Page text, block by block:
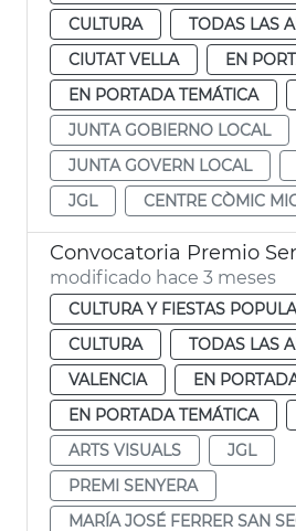
CULTURA
TODAS LAS
CIUTAT VELLA
EN
EN PORTADA TEMÁTICA
JUNTA GOBIERNO LOCAL
JUNTA GOVERN LOCAL
JGL
CENTRE CÒMIC
modificado hace 3 meses
CULTURA Y FIESTAS
CULTURA
TODAS LAS
VALENCIA
EN
EN PORTADA TEMÁTICA
ARTS VISUALS
JGL
PREMI SENYERA
MARÍA JOSÉ FERRER SAN